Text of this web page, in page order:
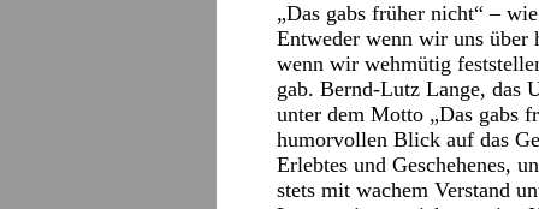
„Das gabs früher nicht“ –
Entweder wenn wir uns über
wenn wir wehmütig
gab. Bernd-Lutz Lange, das
unter dem Motto „Das gabs
humorvollen Blick auf das
Erlebtes und Geschehenes,
stets mit wachem Verstand